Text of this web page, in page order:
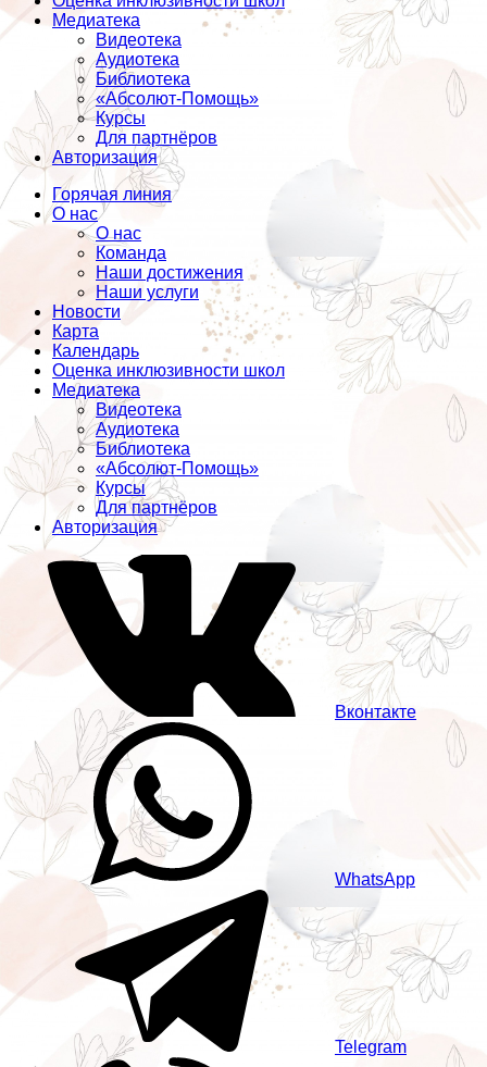
Медиатека
Видеотека
Аудиотека
Библиотека
«Абсолют-Помощь»
Курсы
Для партнёров
Авторизация
Горячая линия
О нас
О нас
Команда
Наши достижения
Наши услуги
Новости
Карта
Календарь
Оценка инклюзивности школ
Медиатека
Видеотека
Аудиотека
Библиотека
«Абсолют-Помощь»
Курсы
Для партнёров
Авторизация
Вконтакте
WhatsApp
Telegram